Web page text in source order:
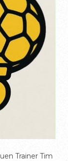
Trainer Tim